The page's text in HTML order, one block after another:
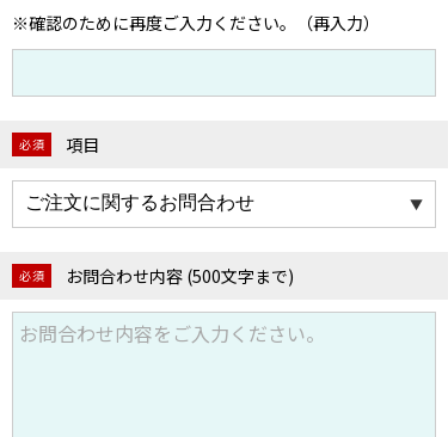
※確認のために再度ご入力ください。（再入力）
必須 項目
必須 お問合わせ内容 (500文字まで)